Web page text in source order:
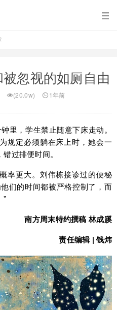
忽视的如厕自由
(20.0w) 1年前
里，学生禁止随意下床走动。
规定必须躺在床上时，她会一
过排便时间。
率更大。刘伟栋接诊过的便秘
们的时间都被严格控制了，而
”
南方周末特约撰稿 林成蹊
责任编辑 | 钱炜